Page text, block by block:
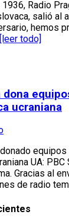
Radio
salió al
hemos
[leer todo]
dona
ucraniana
donado
UA:
Gracias al
de radio